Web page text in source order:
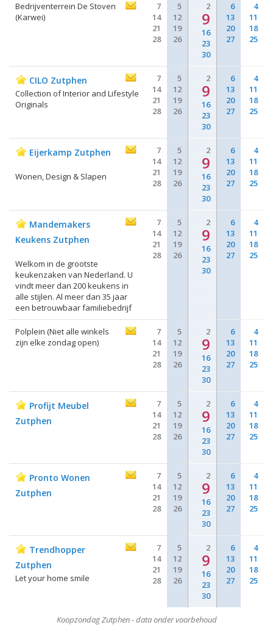
Koopzondag Zutphen - data onder voorbehoud
Bedrijventerrein De Stoven
(Karwei)
7
14
21
28
5
12
19
26
2
9
16
23
30
6
13
20
27
4
11
18
25
CILO Zutphen
Collection of Interior and Lifestyle
Originals
7
14
21
28
5
12
19
26
2
9
16
23
30
6
13
20
27
4
11
18
25
Eijerkamp Zutphen
Wonen, Design & Slapen
7
14
21
28
5
12
19
26
2
9
16
23
30
6
13
20
27
4
11
18
25
Mandemakers
Keukens Zutphen
Welkom in de grootste
keukenzaken van Nederland. U
vindt meer dan 200 keukens in
alle stijlen. Al meer dan 35 jaar
een betrouwbaar familiebedrijf
7
14
21
28
5
12
19
26
2
9
16
23
30
6
13
20
27
4
11
18
25
Polplein (Niet alle winkels
zijn elke zondag open)
7
14
21
28
5
12
19
26
2
9
16
23
30
6
13
20
27
4
11
18
25
Profijt Meubel
Zutphen
7
14
21
28
5
12
19
26
2
9
16
23
30
6
13
20
27
4
11
18
25
Pronto Wonen
Zutphen
7
14
21
28
5
12
19
26
2
9
16
23
30
6
13
20
27
4
11
18
25
Trendhopper
Zutphen
Let your home smile
7
14
21
28
5
12
19
26
2
9
16
23
30
6
13
20
27
4
11
18
25